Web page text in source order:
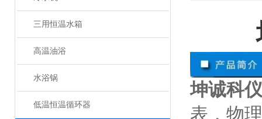
三用恒温水箱
高温油浴
水浴锅
低温恒温循环器
坤诚科
表，物